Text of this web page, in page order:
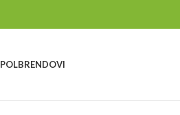
POLBRENDOVI